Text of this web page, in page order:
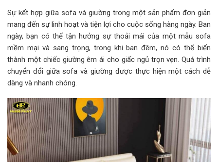
Sự kết hợp giữa sofa và giường trong một sản phẩm đơn giản
mang đến sự linh hoạt và tiện lợi cho cuộc sống hàng ngày. Ban
ngày, bạn có thể tận hưởng sự thoải mái của một mẫu sofa
mềm mại và sang trọng, trong khi ban đêm, nó có thể biến
thành một chiếc giường êm ái cho giấc ngủ trọn vẹn. Quá trình
chuyển đổi giữa sofa và giường được thực hiện một cách dễ
dàng và nhanh chóng.